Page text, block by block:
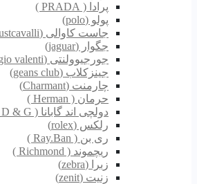
پرادا ( PRADA )
پولو (polo)
جاست کاوالی (Justcavalli)
جگوار (jaguar)
جورجیوولنتی (gorgio valenti)
جینزکلاب (geans club)
چارمنت (Charmant)
حرمان ( Herman )
دولچی اند گابانا ( D & G )
رلکس (rolex)
ری بن ( Ray.Ban )
ریچموند ( Richmond )
زبرا (zebra)
زنیت (zenit)